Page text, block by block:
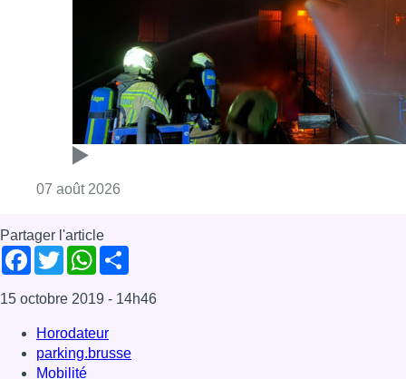
07 août 2026
Partager l'article
Facebook
TwitterWhatsApp
15 octobre 2019 - 14h46
Horodateur
parking.brusse
Mobilité